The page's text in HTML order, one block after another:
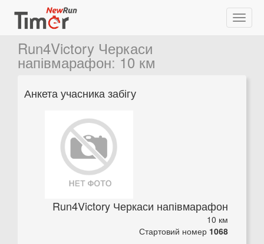
Run4Victory Черкаси
напівмарафон:10 км
Анкета учасника забігу
Run4Victory Черкаси напівмарафон
10 км
Стартовий номер 1068